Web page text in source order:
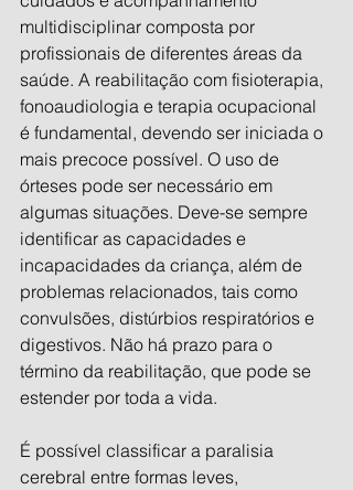
multidisciplinar composta por
profissionais de diferentes áreas da
saúde. A reabilitação com fisioterapia,
fonoaudiologia e terapia ocupacional
é fundamental, devendo ser iniciada o
mais precoce possível. O uso de
órteses pode ser necessário em
algumas situações. Deve-se sempre
identificar as capacidades e
incapacidades da criança, além de
problemas relacionados, tais como
convulsões, distúrbios respiratórios e
digestivos. Não há prazo para o
término da reabilitação, que pode se
estender por toda a vida.
É possível classificar a paralisia
cerebral entre formas leves,